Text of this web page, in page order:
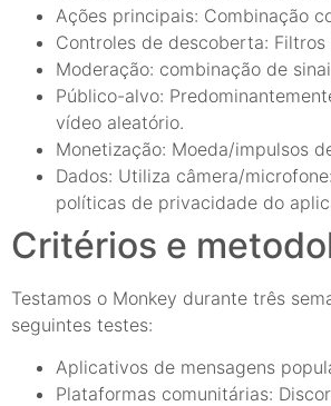
Ações principais: Combinação
Controles de descoberta:
Moderação: combinação de
Público-alvo:
vídeo aleatório.
Monetização: Moeda/impulsos
Dados: Utiliza câmera/
políticas de privacidade do
Critérios e
Testamos o Monkey durante três
seguintes testes:
Aplicativos de mensagens
Plataformas comunitárias: